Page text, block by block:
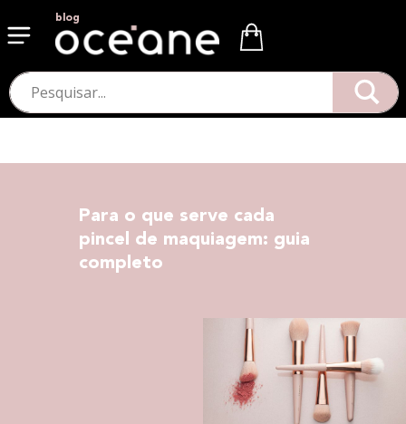
blog
Para o que serve cada
pincel de maquiagem: guia
completo